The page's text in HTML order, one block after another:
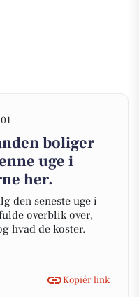
boliger
uge i
her.
den seneste uge i
overblik over,
hvad de koster.
Kopiér link